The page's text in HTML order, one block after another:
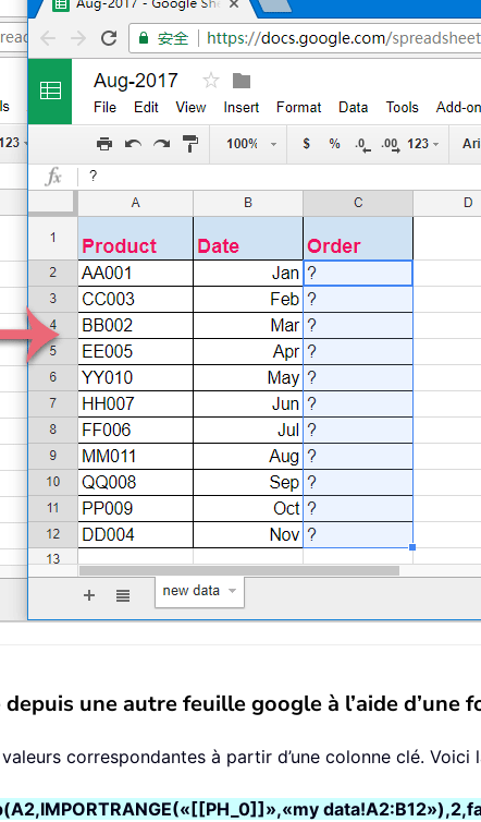
une autre feuille google à l’aide d’une
correspondantes à partir d’une colonne clé. Voici